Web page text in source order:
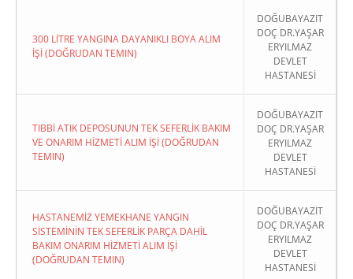
300 LİTRE YANGINA DAYANIKLI BOYA ALIM
İŞİ (DOĞRUDAN TEMIN)
DOĞUBAYAZIT
DOÇ DR.YAŞAR
ERYILMAZ
DEVLET
HASTANESİ
TIBBİ ATIK DEPOSUNUN TEK SEFERLİK BAKIM
VE ONARIM HİZMETİ ALIM İŞİ (DOĞRUDAN
TEMIN)
DOĞUBAYAZIT
DOÇ DR.YAŞAR
ERYILMAZ
DEVLET
HASTANESİ
HASTANEMİZ YEMEKHANE YANGIN
SİSTEMİNİN TEK SEFERLİK PARÇA DAHİL
BAKIM ONARIM HİZMETİ ALIM İŞİ
(DOĞRUDAN TEMIN)
DOĞUBAYAZIT
DOÇ DR.YAŞAR
ERYILMAZ
DEVLET
HASTANESİ